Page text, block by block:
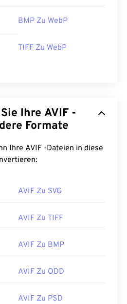
BMP Zu WebP
TIFF Zu WebP
AVIF -
Formate
in diese
AVIF Zu SVG
AVIF Zu TIFF
AVIF Zu BMP
AVIF Zu ODD
AVIF Zu PSD